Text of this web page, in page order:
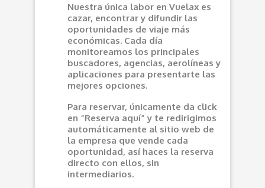
Nuestra única labor en Vuelax es
cazar, encontrar y difundir las
oportunidades de viaje más
económicas. Cada día
monitoreamos los principales
buscadores, agencias, aerolíneas y
aplicaciones para presentarte las
mejores opciones.
Para reservar, únicamente da click
en “Reserva aquí” y te redirigimos
automáticamente al sitio web de
la empresa que vende cada
oportunidad, así haces la reserva
directo con ellos, sin
intermediarios.